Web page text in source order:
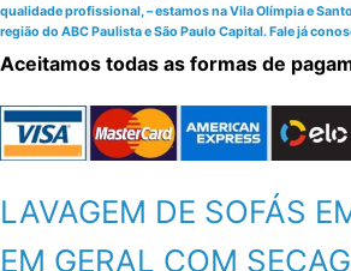
qualidade profissional, – estamos na Vila Olímpia e
região do ABC Paulista e São Paulo Capital. Fale já
Aceitamos todas as formas de
LAVAGEM DE SOFÁS
EM GERAL COM